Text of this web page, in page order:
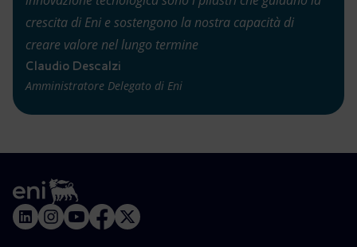
crescita di Eni e sostengono la nostra capacità di
creare valore nel lungo termine
Claudio Descalzi
Amministratore Delegato di Eni